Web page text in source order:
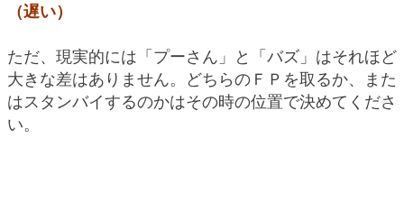
（遅い）
ただ、現実的には「プーさん」と「バズ」はそれほど
大きな差はありません。どちらのＦＰを取るか、また
はスタンバイするのかはその時の位置で決めてくださ
い。